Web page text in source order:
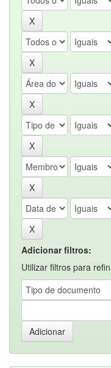
Adicionar filtros:
Utilizar filtros para